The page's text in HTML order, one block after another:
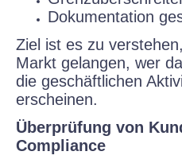
Dokumentation
Ziel ist es zu
Markt gelangen, wer
die geschäftlichen
erscheinen.
Überprüfung von
Compliance